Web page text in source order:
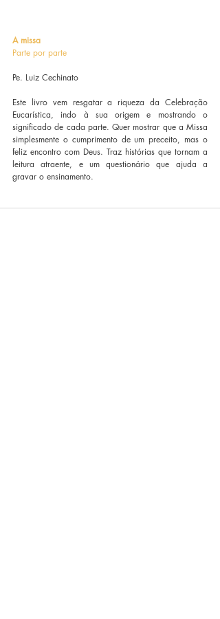
A missa
Parte por parte
Pe. Luiz Cechinato
Este livro vem resgatar a riqueza da Celebração
Eucarística, indo à sua origem e mostrando o
significado de cada parte. Quer mostrar que a Missa
simplesmente o cumprimento de um preceito, mas o
feliz encontro com Deus. Traz histórias que tornam a
leitura atraente, e um questionário que ajuda a
gravar o ensinamento.